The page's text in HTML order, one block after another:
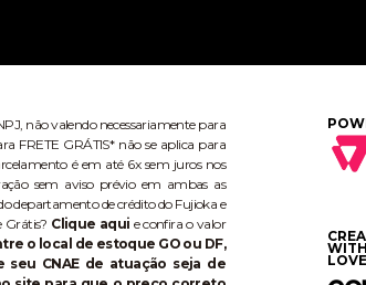
não valendo necessariamente para
FRETE GRÁTIS* não se aplica para
é em até 6x sem juros nos
sem aviso prévio em ambas as
departamento de crédito do Fujioka e
Grátis? Clique aqui e confira o valor
o local de estoque GO ou DF,
CNAE de atuação seja de